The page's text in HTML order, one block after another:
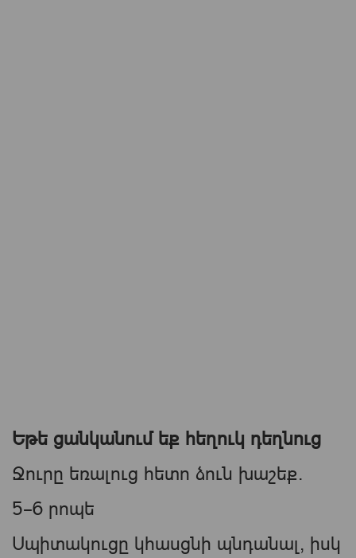
Եթե ցանկանում եք հեղուկ դեղնուց
Ջուրը եռալուց հետո ձուն խաշեք.
5–6 րոպե
Սպիտակուցը կհասցնի պնդանալ, իսկ